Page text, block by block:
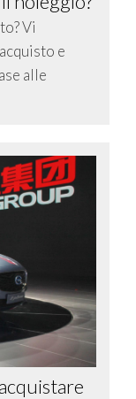
Vi
e
alle